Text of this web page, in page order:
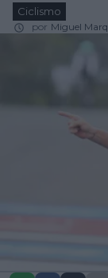
Ciclismo
por Miguel